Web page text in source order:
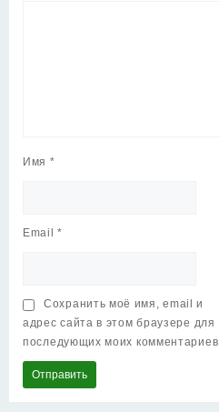
Имя *
Email*
Сохранить моё имя, email и
адрес сайта в этом браузере для
последующих моих комментариев.